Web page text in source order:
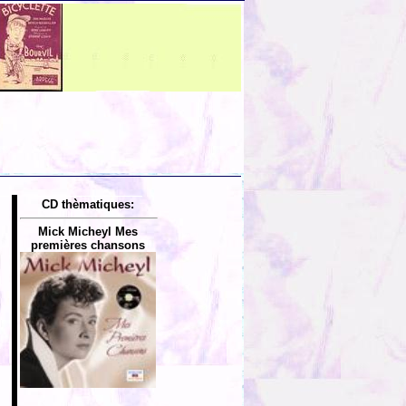
CD thèmatiques:
Mick Micheyl Mes
premières chansons